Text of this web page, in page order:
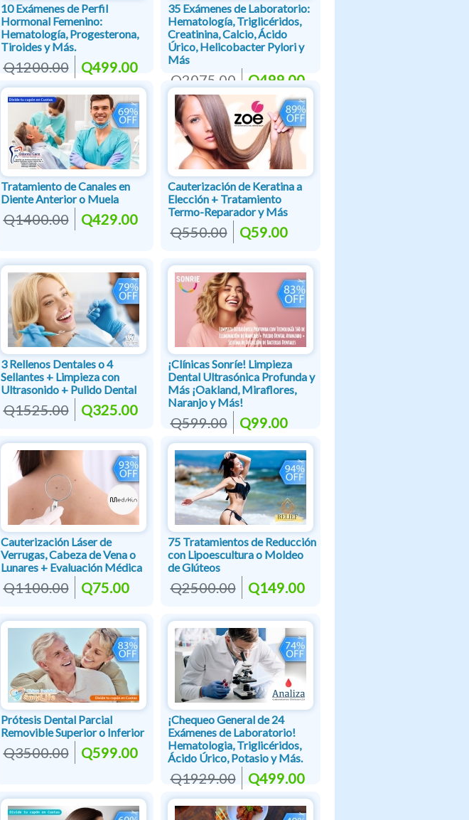
10 Exámenes de Perfil
Hormonal Femenino:
Hematología, Progesterona,
Tiroides y Más.
Q1200.00 Q499.00
35 Exámenes de Laboratorio:
Hematología, Triglicéridos,
Creatinina, Calcio, Ácido
Úrico, Helicobacter Pylori y
Más
Q2075.00 Q499.00
Tratamiento de Canales en
Diente Anterior o Muela
Q1400.00 Q429.00
Cauterización de Keratina a
Elección + Tratamiento
Termo-Reparador y Más
Q550.00 Q59.00
3 Rellenos Dentales o 4
Sellantes + Limpieza con
Ultrasonido + Pulido Dental
Q1525.00 Q325.00
¡Clínicas Sonríe! Limpieza
Dental Ultrasónica Profunda y
Más ¡Oakland, Miraflores,
Naranjo y Más!
Q599.00 Q99.00
Cauterización Láser de
Verrugas, Cabeza de Vena o
Lunares + Evaluación Médica
Q1100.00 Q75.00
75 Tratamientos de Reducción
con Lipoescultura o Moldeo
de Glúteos
Q2500.00 Q149.00
Prótesis Dental Parcial
Removible Superior o Inferior
Q3500.00 Q599.00
¡Chequeo General de 24
Exámenes de Laboratorio!
Hematologia, Triglicéridos,
Ácido Úrico, Potasio y Más.
Q1929.00 Q499.00